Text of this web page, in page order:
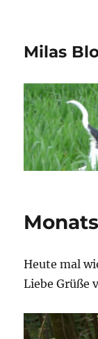
Milas
Heute mal
Liebe Grüße